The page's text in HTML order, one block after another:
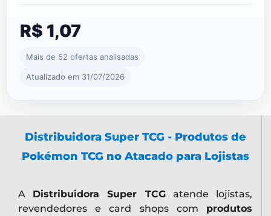
R$ 1,07
Mais de 52 ofertas analisadas
Atualizado em 31/07/2026
Distribuidora Super TCG - Produtos de
Pokémon TCG no Atacado para Lojistas
A Distribuidora Super TCGatende lojistas,
revendedores e card shops com produtos